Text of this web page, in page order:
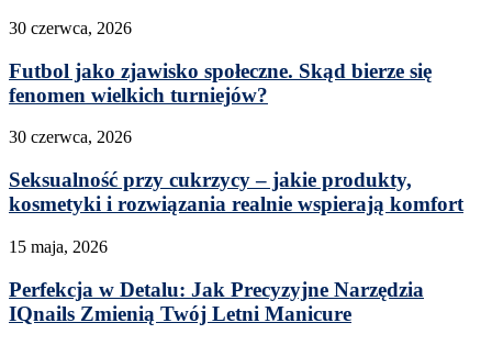
30 czerwca, 2026
Futbol jako zjawisko społeczne. Skąd bierze się
fenomen wielkich turniejów?
30 czerwca, 2026
Seksualność przy cukrzycy – jakie produkty,
kosmetyki i rozwiązania realnie wspierają komfort
15 maja, 2026
Perfekcja w Detalu: Jak Precyzyjne Narzędzia
IQnails Zmienią Twój Letni Manicure